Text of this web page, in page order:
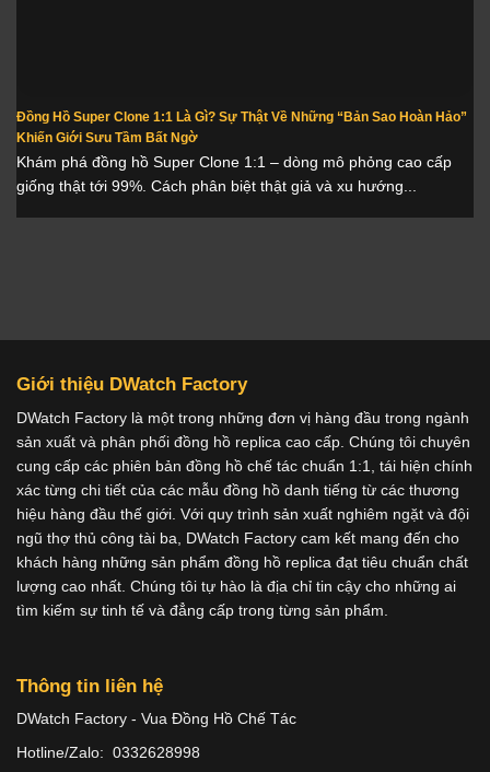
Đồng Hồ Super Clone 1:1 Là Gì? Sự Thật Về Những “Bản Sao Hoàn Hảo”
Khiến Giới Sưu Tầm Bất Ngờ
Khám phá đồng hồ Super Clone 1:1 – dòng mô phỏng cao cấp
giống thật tới 99%. Cách phân biệt thật giả và xu hướng...
Giới thiệu DWatch Factory
DWatch Factory là một trong những đơn vị hàng đầu trong ngành
sản xuất và phân phối đồng hồ replica cao cấp. Chúng tôi chuyên
cung cấp các phiên bản đồng hồ chế tác chuẩn 1:1, tái hiện chính
xác từng chi tiết của các mẫu đồng hồ danh tiếng từ các thương
hiệu hàng đầu thế giới. Với quy trình sản xuất nghiêm ngặt và đội
ngũ thợ thủ công tài ba, DWatch Factory cam kết mang đến cho
khách hàng những sản phẩm đồng hồ replica đạt tiêu chuẩn chất
lượng cao nhất. Chúng tôi tự hào là địa chỉ tin cậy cho những ai
tìm kiếm sự tinh tế và đẳng cấp trong từng sản phẩm.
Thông tin liên hệ
DWatch Factory - Vua Đồng Hồ Chế Tác
Hotline/Zalo: 0332628998